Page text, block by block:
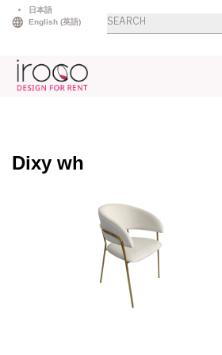
日本語
English (英語)
Products
search
Dixy wh